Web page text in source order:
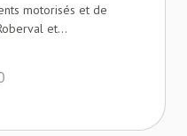
motorisés et de
et...